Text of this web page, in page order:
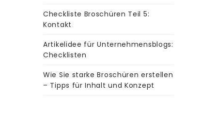
Checkliste Broschüren Teil 5:
Kontakt
Artikelidee für Unternehmensblogs:
Checklisten
Wie Sie starke Broschüren erstellen
– Tipps für Inhalt und Konzept